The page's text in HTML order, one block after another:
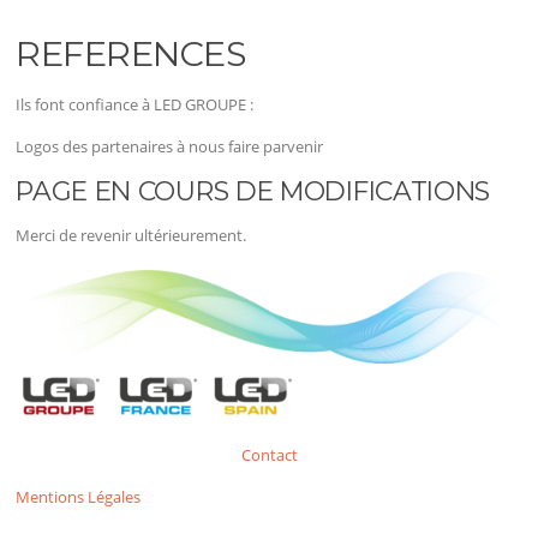
REFERENCES
Ils font confiance à LED GROUPE :
Logos des partenaires à nous faire parvenir
PAGE EN COURS DE MODIFICATIONS
Merci de revenir ultérieurement.
Contact
Mentions Légales